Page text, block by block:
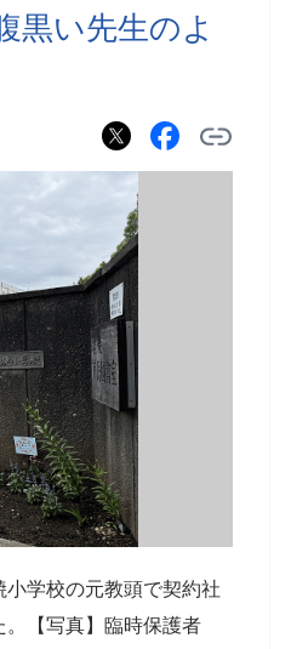
黒い先生のよ
小学校の元教頭で契約社
。【写真】臨時保護者